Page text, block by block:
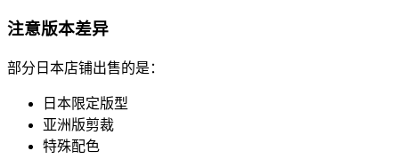
注意版本差异
部分日本店铺出售的是：
日本限定版型
亚洲版剪裁
特殊配色